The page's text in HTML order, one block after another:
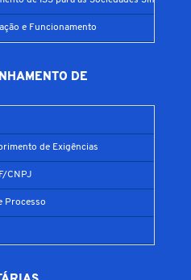
e Funcionamento
DE
de Exigências
CNPJ
Processo